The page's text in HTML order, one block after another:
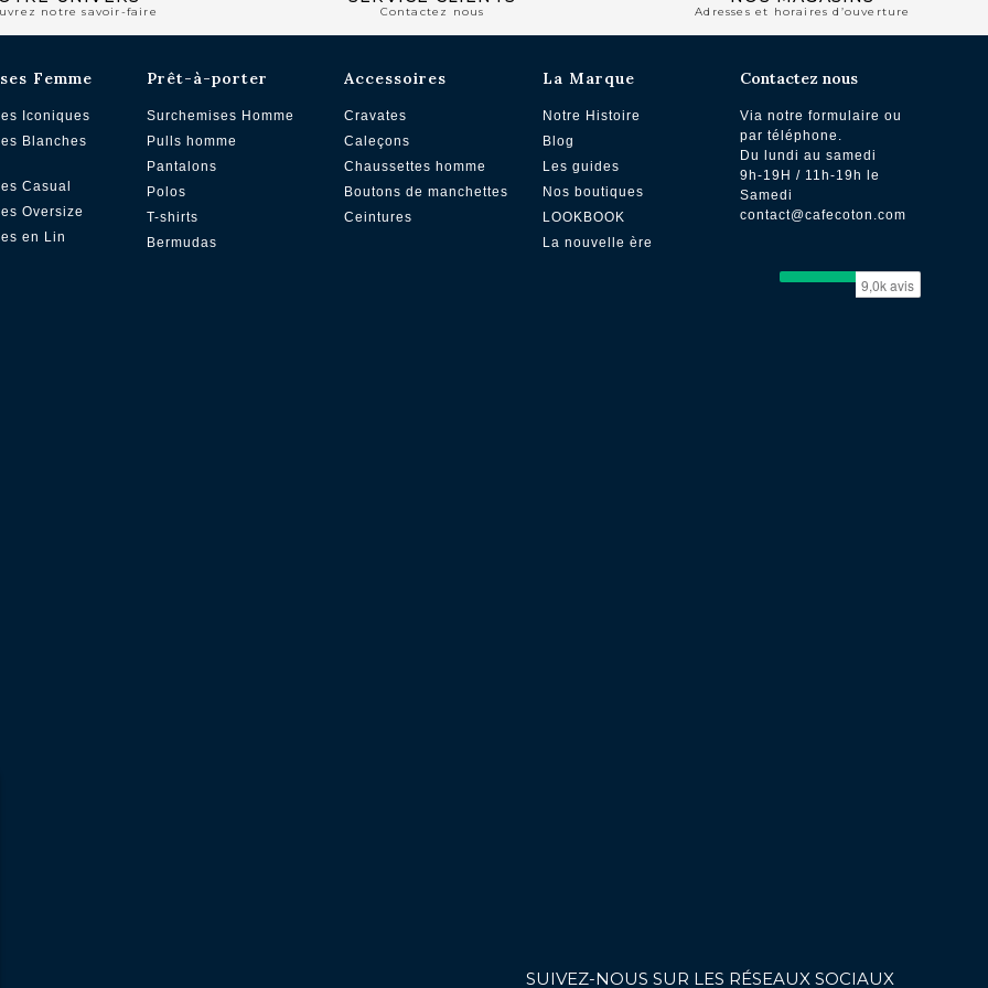
notre savoir-faire Contactez nous Adresses et horaires d’ouverture
Femme
Iconiques
Blanches
Casual
Oversize
en Lin
Prêt-à-porter
Surchemises Homme
Pulls homme
Pantalons
Polos
T-shirts
Bermudas
Accessoires
Cravates
Caleçons
Chaussettes homme
Boutons de manchettes
Ceintures
La Marque
Notre Histoire
Blog
Les guides
Nos boutiques
LOOKBOOK
La nouvelle ère
Contactez nous
Via notre formulaire ou
par téléphone.
Du lundi au samedi
9h-19H / 11h-19h le
Samedi
contact@cafecoton.com
SUIVEZ-NOUS SUR LES RÉSEAUX SOCIAUX